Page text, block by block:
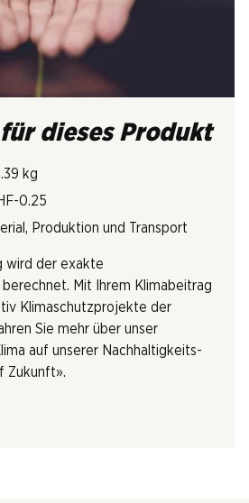
für dieses Produkt
kg
0.25
Produktion und Transport
wird der exakte
Mit Ihrem Klimabeitrag
Klimaschutzprojekte der
Sie mehr über unser
auf unserer Nachhaltigkeits-
Zukunft».